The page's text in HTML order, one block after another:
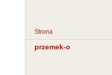
Strona
przemek-o